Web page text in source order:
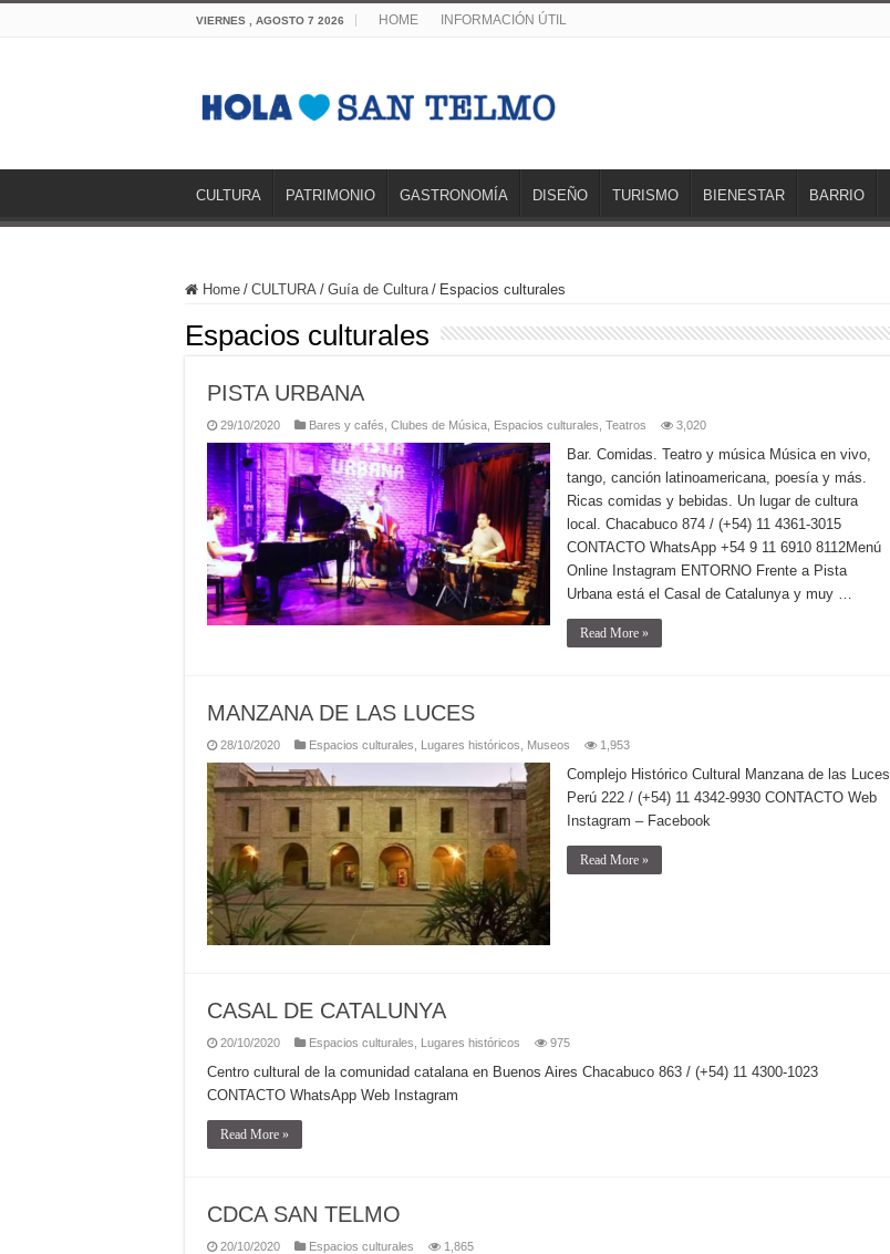
VIERNES , AGOSTO 7 2026 HOME INFORMACIÓN ÚTIL
CULTURA PATRIMONIO GASTRONOMÍA DISEÑO TURISMO BIENESTAR BARRIO
Home / CULTURA / Guía de Cultura / Espacios culturales
Espacios culturales
PISTA URBANA
29/10/2020 Bares y cafés Clubes de Música Espacios culturales Teatros 3,020
Bar. Comidas. Teatro y música Música en vivo,
tango, canción latinoamericana, poesía y más.
Ricas comidas y bebidas. Un lugar de cultura
local. Chacabuco 874 / (+54) 11 4361-3015
CONTACTO WhatsApp +54 9 11 6910 8112Menú
Online Instagram ENTORNO Frente a Pista
Urbana está el Casal de Catalunya y muy …
Read More »
MANZANA DE LAS LUCES
28/10/2020 Espacios culturales Lugares históricos Museos 1,953
Complejo Histórico Cultural Manzana de las Luces
Perú 222 / (+54) 11 4342-9930 CONTACTO Web
Instagram – Facebook
Read More »
CASAL DE CATALUNYA
20/10/2020 Espacios culturales Lugares históricos 975
Centro cultural de la comunidad catalana en Buenos Aires Chacabuco 863 / (+54) 11 4300-1023
CONTACTO WhatsApp Web Instagram
Read More »
CDCA SAN TELMO
20/10/2020 Espacios culturales 1,865